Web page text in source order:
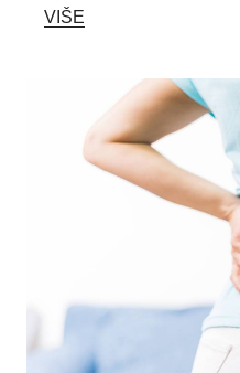
kukova, zahvaljujući
rehabilitacije
mišićno-skeletnog
hidroterapije,
individualno
može pomoći u
pokretljivosti i
VIŠE